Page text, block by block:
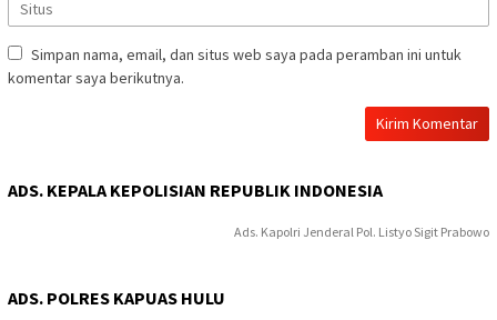
Simpan nama, email, dan situs web saya pada peramban ini untuk
komentar saya berikutnya.
ADS. KEPALA KEPOLISIAN REPUBLIK INDONESIA
Ads. Kapolri Jenderal Pol. Listyo Sigit Prabowo
ADS. POLRES KAPUAS HULU